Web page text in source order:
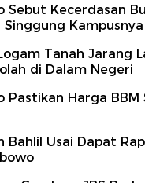
Sebut Kecerdasan
Singgung Kampusnya
Tanah Jarang
di Dalam Negeri
Pastikan Harga BBM
Bahlil Usai Dapat